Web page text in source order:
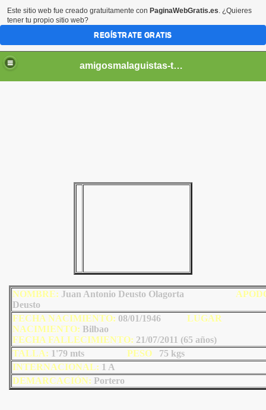
amigosmalaguistas-temporadas
NOMBRE: Juan Antonio Deusto Olagorta AP
Deusto
FECHA NACIMIENTO: 08/01/1946 LUGAR
NACIMIENTO: Bilbao
FECHA FALLECIMIENTO: 21/07/2011 (65 años)
TALLA: 1'79 mts PESO 75 kgs
INTERNACIONAL: 1 A
DEMARCACIÓN: Portero
Este sitio web fue creado gratuitamente con PaginaWebGratis.es. ¿Quieres
tener tu propio sitio web?
REGÍSTRATE GRATIS